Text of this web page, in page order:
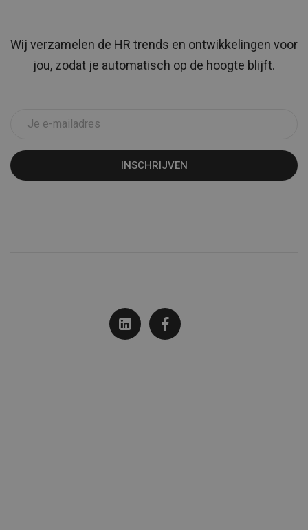
Wij verzamelen de HR trends en ontwikkelingen voor
jou, zodat je automatisch op de hoogte blijft.